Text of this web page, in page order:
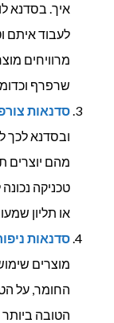
איך. בסדנא
לעבוד איתם
מרוויחים
שרפרף
סדנאות
ובסדנא לכך
מהם יוצרים
טכניקה
או תליון
סדנאות
מוצרים
החומר, על
הטובה ביותר